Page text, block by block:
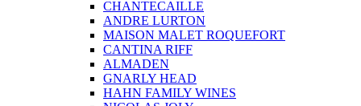
CHANTECAILLE
ANDRE LURTON
MAISON MALET ROQUEFORT
CANTINA RIFF
ALMADEN
GNARLY HEAD
HAHN FAMILY WINES